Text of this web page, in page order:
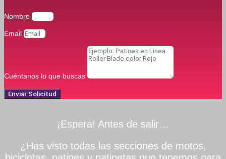
Nombre
Email
Cuéntanos lo que buscas
Enviar Solicitud
¡Espera! Antes de salir…
¿Has visto todas las secciones de motos,